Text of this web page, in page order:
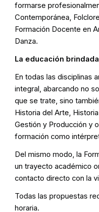
formarse
Contemporánea,
Formación Docente en
Danza.
La educación
En todas las disciplinas
integral, abarcando no
que se trate, sino
Historia del Arte,
Gestión y Producción y
formación como
Del mismo modo, la
un trayecto académico
contacto directo con la
Todas las propuestas
horaria.